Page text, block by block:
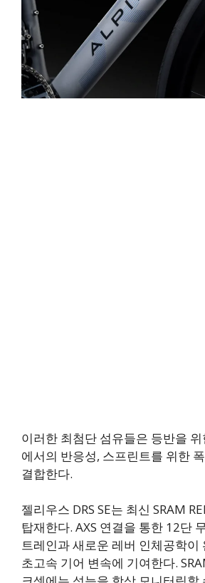
이러한 최첨단 섬유들은 등반을
에서의 반응성, 스프린트를 위한
결합한다.
젤리우스 DRS SE는 최신 SRAM
탑재한다. AXS 연결을 통한 12단
트레인과 새로운 레버 인체공학이
초고속 기어 변속에 기여한다.